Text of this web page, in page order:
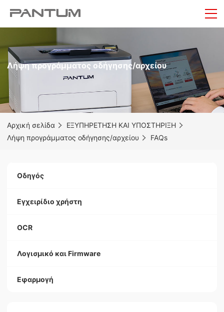
Λήψη προγράμματος οδήγησης/αρχείου
Αρχική σελίδα
ΕΞΥΠΗΡΕΤΗΣΗ ΚΑΙ ΥΠΟΣΤΗΡΙΞΗ
Λήψη προγράμματος οδήγησης/αρχείου
FAQs
Οδηγός
Εγχειρίδιο χρήστη
OCR
Λογισμικό και Firmware
Εφαρμογή